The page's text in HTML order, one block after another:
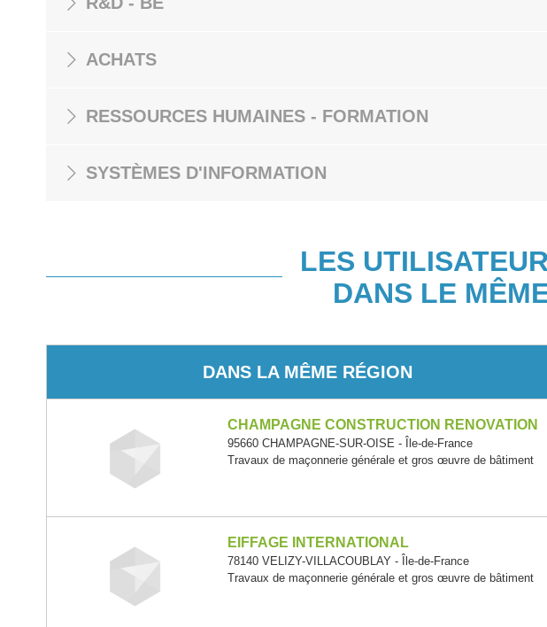
ACHATS
RESSOURCES HUMAINES - FORMATION
SYSTÈMES D'INFORMATION
LES
DANS LE
DANS LA MÊME RÉGION
CHAMPAGNE CONSTRUCTION RENOVATION
95660 CHAMPAGNE-SUR-OISE - Île-de-France
Travaux de maçonnerie générale et gros œuvre de bâtiment
EIFFAGE INTERNATIONAL
78140 VELIZY-VILLACOUBLAY - Île-de-France
Travaux de maçonnerie générale et gros œuvre de bâtiment